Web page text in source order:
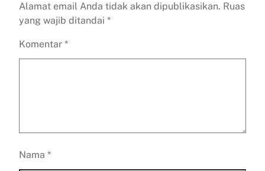
Alamat email Anda tidak akan dipublikasikan. Ruas
yang wajib ditandai *
Komentar *
Nama *